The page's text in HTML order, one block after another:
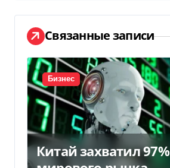
а
ц
и
я
п
о
з
Связанные записи
Бизнес
Китай захватил 97%